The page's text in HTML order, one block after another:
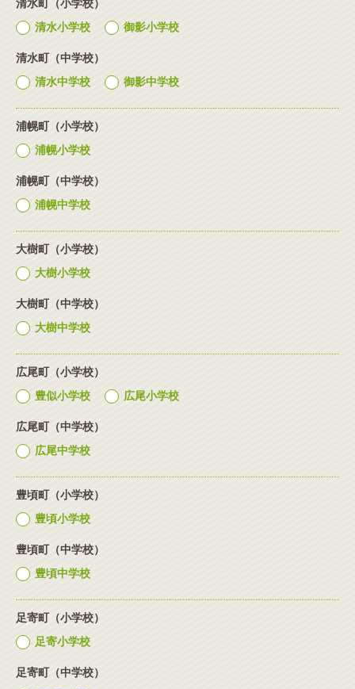
清水町（小学校）
清水小学校
御影小学校
清水町（中学校）
清水中学校
御影中学校
浦幌町（小学校）
浦幌小学校
浦幌町（中学校）
浦幌中学校
大樹町（小学校）
大樹小学校
大樹町（中学校）
大樹中学校
広尾町（小学校）
豊似小学校
広尾小学校
広尾町（中学校）
広尾中学校
豊頃町（小学校）
豊頃小学校
豊頃町（中学校）
豊頃中学校
足寄町（小学校）
足寄小学校
足寄町（中学校）